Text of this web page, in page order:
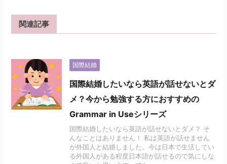
関連記事
国際結婚
国際結婚したいなら英語が話せないとダ
メ？今から勉強する方におすすめの
Grammar in Useシリーズ
国際結婚したいなら英語が話せないとダメ？ そ
んなことはありません！ 私は英語が話せません
が外国人と結婚しました。今は日本で生活してい
る外国人がある程度日本語が話せるので気にしな